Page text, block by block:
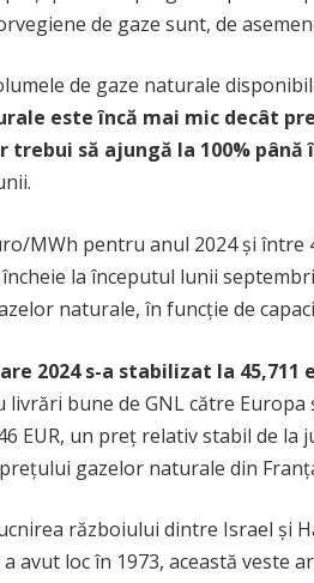
de gaze sunt, de
de gaze naturale
este încă mai mic decât
trebui să ajungă la 100% până
MWh pentru anul 2024 și între
la începutul lunii
naturale, în funcție de
2024 s-a stabilizat la 45,711
bune de GNL către
EUR, un preț relativ stabil de la
gazelor naturale din
războiului dintre Israel și
loc în 1973, această veste